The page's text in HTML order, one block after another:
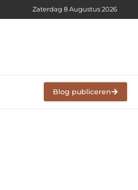
Zaterdag 8 Augustus 2026
Blog publiceren